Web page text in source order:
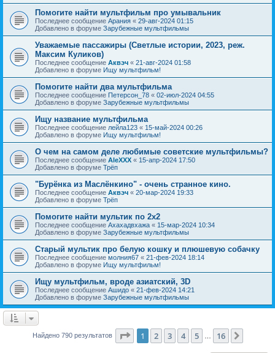
Помогите найти мультфильм про умывальник
Последнее сообщение Арания « 29-авг-2024 01:15
Добавлено в форуме Зарубежные мультфильмы
Уважаемые пассажиры (Светлые истории, 2023, реж.
Максим Куликов)
Последнее сообщение Аквэч « 21-авг-2024 01:58
Добавлено в форуме Ищу мультфильм!
Помогите найти два мультфильма
Последнее сообщение Петерсон_78 « 02-июл-2024 04:55
Добавлено в форуме Зарубежные мультфильмы
Ищу название мультфильма
Последнее сообщение лейла123 « 15-май-2024 00:26
Добавлено в форуме Ищу мультфильм!
О чем на самом деле любимые советские мультфильмы?
Последнее сообщение AleXXX « 15-апр-2024 17:50
Добавлено в форуме Трёп
"Бурёнка из Маслёнкино" - очень странное кино.
Последнее сообщение Аквэч « 20-мар-2024 19:33
Добавлено в форуме Трёп
Помогите найти мультик по 2х2
Последнее сообщение Ахахадвхажа « 15-мар-2024 10:34
Добавлено в форуме Зарубежные мультфильмы
Старый мультик про белую кошку и плюшевую собачку
Последнее сообщение молния67 « 21-фев-2024 18:14
Добавлено в форуме Ищу мультфильм!
Ищу мультфильм, вроде азиатский, 3D
Последнее сообщение Ашидо « 21-фев-2024 14:21
Добавлено в форуме Зарубежные мультфильмы
Найдено 790 результатов Страница из 16
1 2 3 4 5 16